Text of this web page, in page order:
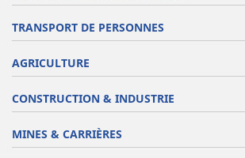
TRANSPORT DE PERSONNES
AGRICULTURE
CONSTRUCTION & INDUSTRIE
MINES & CARRIÈRES